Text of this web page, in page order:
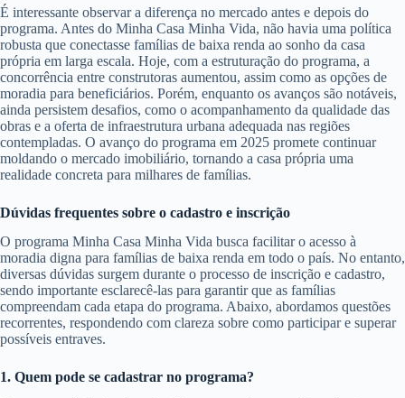
É interessante observar a diferença no mercado antes e depois do
programa. Antes do Minha Casa Minha Vida, não havia uma política
robusta que conectasse famílias de baixa renda ao sonho da casa
própria em larga escala. Hoje, com a estruturação do programa, a
concorrência entre construtoras aumentou, assim como as opções de
moradia para beneficiários. Porém, enquanto os avanços são notáveis,
ainda persistem desafios, como o acompanhamento da qualidade das
obras e a oferta de infraestrutura urbana adequada nas regiões
contempladas. O avanço do programa em 2025 promete continuar
moldando o mercado imobiliário, tornando a casa própria uma
realidade concreta para milhares de famílias.
Dúvidas frequentes sobre o cadastro e inscrição
O programa Minha Casa Minha Vida busca facilitar o acesso à
moradia digna para famílias de baixa renda em todo o país. No entanto,
diversas dúvidas surgem durante o processo de inscrição e cadastro,
sendo importante esclarecê-las para garantir que as famílias
compreendam cada etapa do programa. Abaixo, abordamos questões
recorrentes, respondendo com clareza sobre como participar e superar
possíveis entraves.
1. Quem pode se cadastrar no programa?